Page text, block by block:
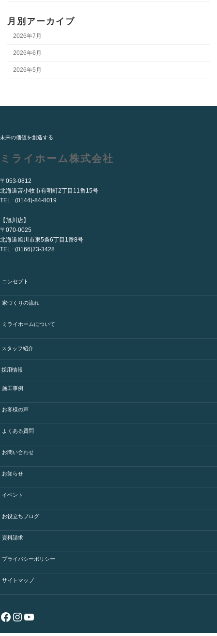
月別アーカイブ
2026年7月
2026年6月
2026年5月
未来の価値を創造する
ミライホーム株式会社
〒053-0812
北海道苫小牧市有明町2丁目11番15号
TEL : (0144)-84-8019
【旭川店】
〒070-0025
北海道旭川市東5条6丁目1番8号
TEL : (0166)73-3428
コンセプト
家づくりの流れ
ミライホームについて
スタッフ紹介
採用情報
施工事例
お客様の声
よくある質問
お問い合わせ
お知らせ
イベント
お役立ちブログ
資料請求
プライバシーポリシー
サイトマップ
Facebook
Instagram
YouTube